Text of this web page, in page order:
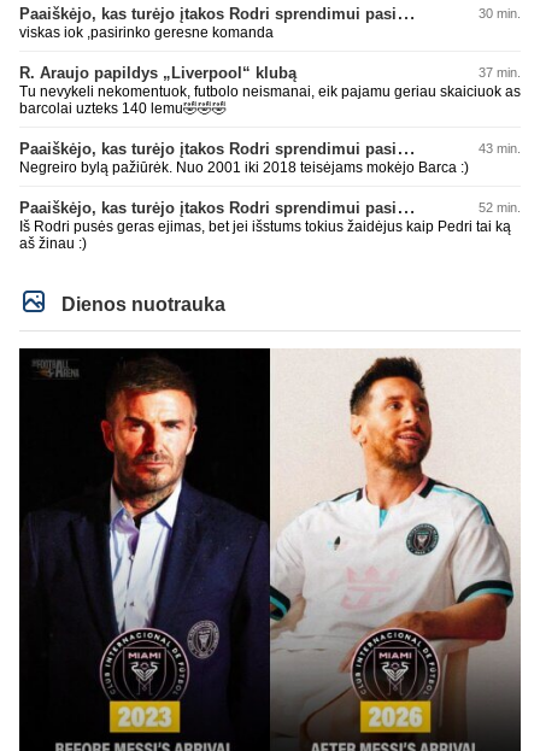
Paaiškėjo, kas turėjo įtakos Rodri sprendimui pasirinkti Barselonos pusę 30 min.
viskas iok ,pasirinko geresne komanda
R. Araujo papildys „Liverpool“ klubą 37 min.
Tu nevykeli nekomentuok, futbolo neismanai, eik pajamu geriau skaiciuok as
barcolai uzteks 140 lemu🤣🤣🤣
Paaiškėjo, kas turėjo įtakos Rodri sprendimui pasirinkti Barselonos pusę 43 min.
Negreiro bylą pažiūrėk. Nuo 2001 iki 2018 teisėjams mokėjo Barca :)
Paaiškėjo, kas turėjo įtakos Rodri sprendimui pasirinkti Barselonos pusę 52 min.
Iš Rodri pusės geras ejimas, bet jei išstums tokius žaidėjus kaip Pedri tai ką
aš žinau :)
Dienos nuotrauka